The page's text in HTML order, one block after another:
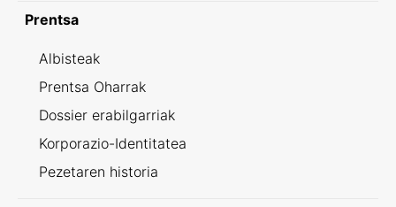
Prentsa
Albisteak
Prentsa Oharrak
Dossier erabilgarriak
Korporazio-Identitatea
Pezetaren historia